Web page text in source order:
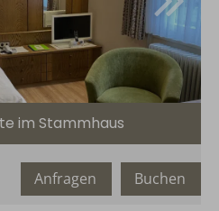
im Stammhaus
Buchen
Anfragen